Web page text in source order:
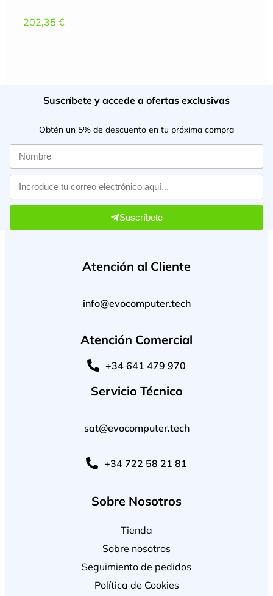
202,35 €
Suscríbete y accede a ofertas exclusivas
Obtén un 5% de descuento en tu próxima compra
Suscríbete
Atención al Cliente
info@evocomputer.tech
Atención Comercial
+34 641 479 970
Servicio Técnico
sat@evocomputer.tech
+34 722 58 21 81
Sobre Nosotros
Tienda
Sobre nosotros
Seguimiento de pedidos
Política de Cookies